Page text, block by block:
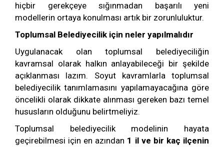
hiçbir gerekçeye sığınmadan başarılı yeni
modellerin ortaya konulması artık bir zorunluluktur.
Toplumsal Belediyecilik için neler yapılmalıdır
Uygulanacak olan toplumsal belediyeciliğin
kavramsal olarak halkın anlayabileceği bir şekilde
açıklanması lazım. Soyut kavramlarla toplumsal
belediyecilik tanımlamasını yapılamayacağına göre
öncelikli olarak dikkate alınması gereken bazı temel
hususların olduğunu belirtmeliyiz.
Toplumsal belediyecilik modelinin hayata
geçirebilmesi için en azından 1 il ve bir kaç ilçenin